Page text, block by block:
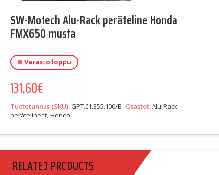
SW-Motech Alu-Rack peräteline Honda
FMX650 musta
Varasto loppu
131,60€
Tuotetunnus (SKU):GPT.01.355.100/B Osastot:Alu-Rack
perätelineet, Honda
RELATED PRODUCTS